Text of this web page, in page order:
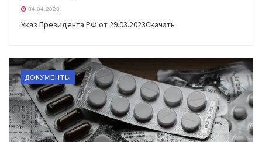
04.04.2023
Указ Президента РФ от 29.03.2023Скачать
ДОКУМЕНТЫ